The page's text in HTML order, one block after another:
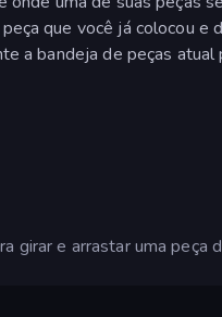
que você já colocou e
a bandeja de peças atual
girar e arrastar uma peça